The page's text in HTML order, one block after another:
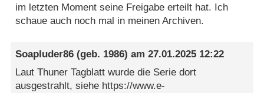
im letzten Moment seine Freigabe erteilt hat. Ich
schaue auch noch mal in meinen Archiven.
Soapluder86 (geb. 1986) am27.01.2025 12:22
Laut Thuner Tagblatt wurde die Serie dort
ausgestrahlt, siehe https://www.e-